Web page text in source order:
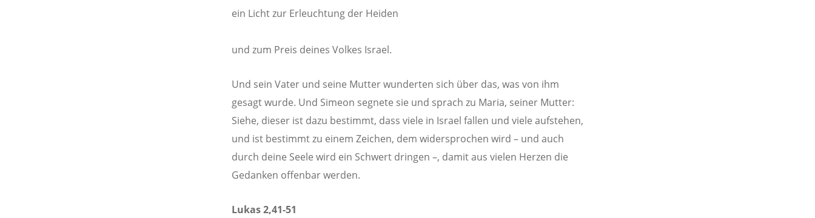
ein Licht zur Erleuchtung der Heiden
und zum Preis deines Volkes Israel.
Und sein Vater und seine Mutter wunderten sich über das, was von ihm
gesagt wurde. Und Simeon segnete sie und sprach zu Maria, seiner Mutter:
Siehe, dieser ist dazu bestimmt, dass viele in Israel fallen und viele aufstehen,
und ist bestimmt zu einem Zeichen, dem widersprochen wird – und auch
durch deine Seele wird ein Schwert dringen –, damit aus vielen Herzen die
Gedanken offenbar werden.
Lukas 2,41-51